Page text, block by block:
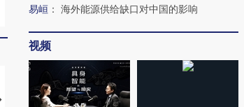
粒摇头丸 尿检体内含3种
度Z世代 用街头抗争将教
【推广】走进第四届链博
易峘 ： 海外能源供给缺口对中国的影响
视频